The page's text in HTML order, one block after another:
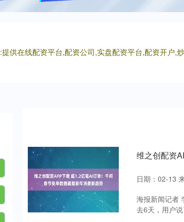
供在线配资平台,配资公司,实盘配资平台,配资开户
维之创配资
日期：02-13
海报新闻记者
去6天，用户